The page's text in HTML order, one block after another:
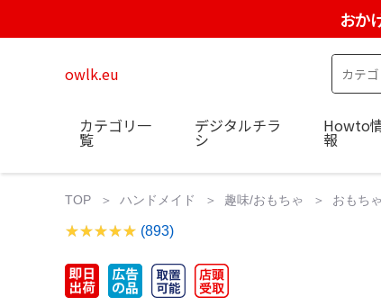
おか
owlk.eu
カテゴリ一
覧
デジタルチラ
シ
Howto
報
TOP ハンドメイド 趣味/おもちゃ おもち
(893)